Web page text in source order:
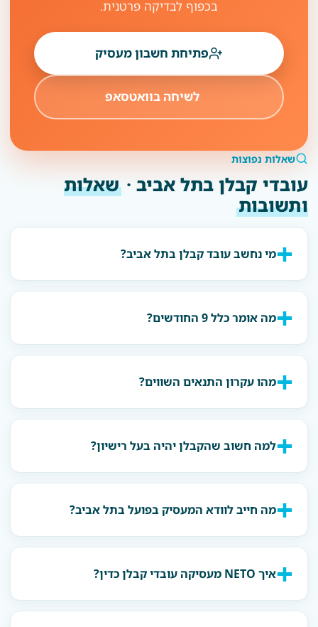
בכפוף לבדיקה פרטנית.
פתיחת חשבון מעסיק
לשיחה בוואטסאפ
שאלות נפוצות
עובדי קבלן בתל אביב · שאלות
ותשובות
מי נחשב עובד קבלן בתל אביב?
מה אומר כלל 9 החודשים?
מהו עקרון התנאים השווים?
למה חשוב שהקבלן יהיה בעל רישיון?
מה חייב לוודא המעסיק בפועל בתל אביב?
איך NETO מעסיקה עובדי קבלן כדין?